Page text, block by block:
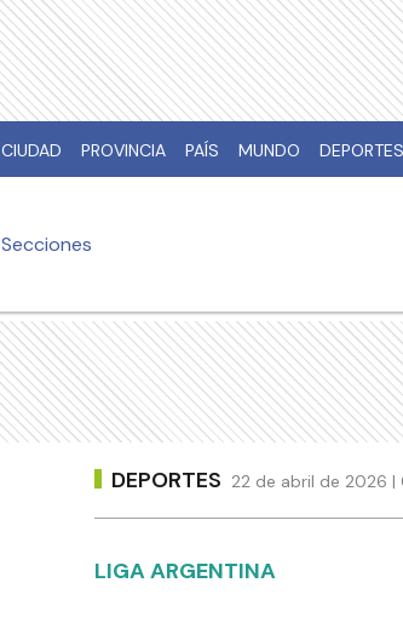
CIUDAD PROVINCIA PAÍS MUNDO DEPORTES
Secciones
DEPORTES 22 de abril de 2026 |
LIGA ARGENTINA